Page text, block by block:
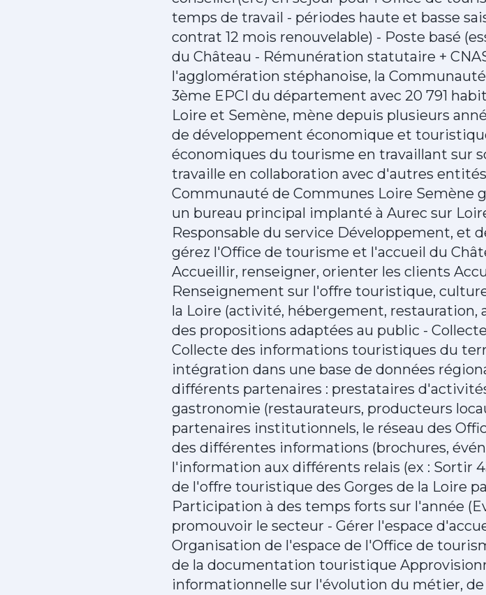
temps de travail - périodes haute et basse
contrat 12 mois renouvelable) - Poste basé
du Château - Rémunération statutaire +
l'agglomération stéphanoise, la
3ème EPCI du département avec 20 791
Loire et Semène, mène depuis plusieurs
de développement économique et
économiques du tourisme en travaillant sur
travaille en collaboration avec d'autres
Communauté de Communes Loire Semène
un bureau principal implanté à Aurec sur
Responsable du service Développement, et
gérez l'Office de tourisme et l'accueil du
Accueillir, renseigner, orienter les clients
Renseignement sur l'offre touristique,
la Loire (activité, hébergement,
des propositions adaptées au public -
Collecte des informations touristiques du
intégration dans une base de données
différents partenaires : prestataires
gastronomie (restaurateurs, producteurs
partenaires institutionnels, le réseau des
des différentes informations (brochures,
l'information aux différents relais (ex : Sortir
de l'offre touristique des Gorges de la Loire
Participation à des temps forts sur l'année
promouvoir le secteur - Gérer l'espace
Organisation de l'espace de l'Office de
de la documentation touristique
informationnelle sur l'évolution du métier,